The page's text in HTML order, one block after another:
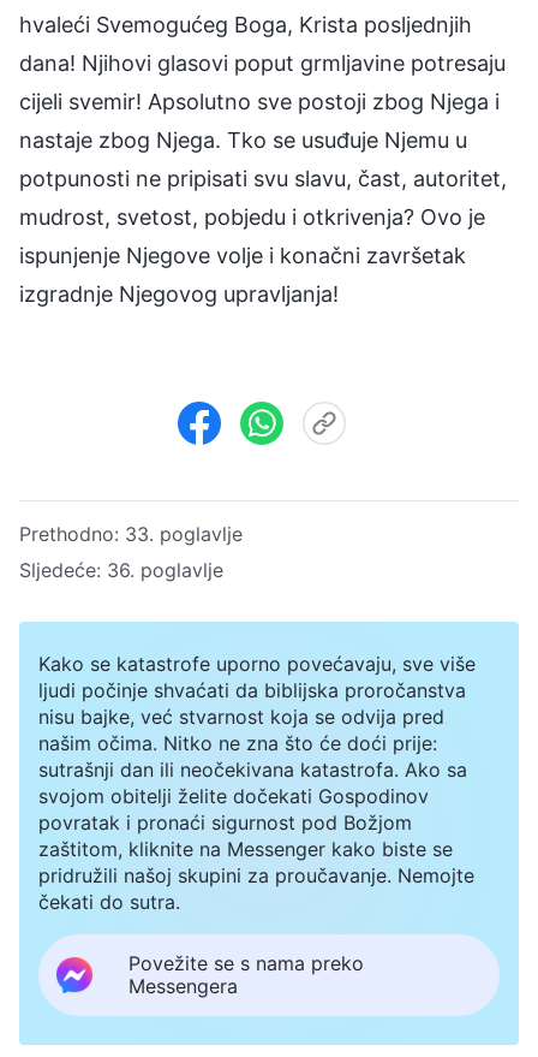
hvaleći Svemogućeg Boga, Krista posljednjih
dana! Njihovi glasovi poput grmljavine potresaju
cijeli svemir! Apsolutno sve postoji zbog Njega i
nastaje zbog Njega. Tko se usuđuje Njemu u
potpunosti ne pripisati svu slavu, čast, autoritet,
mudrost, svetost, pobjedu i otkrivenja? Ovo je
ispunjenje Njegove volje i konačni završetak
izgradnje Njegovog upravljanja!
Prethodno: 33. poglavlje
Sljedeće: 36. poglavlje
Kako se katastrofe uporno povećavaju, sve više
ljudi počinje shvaćati da biblijska proročanstva
nisu bajke, već stvarnost koja se odvija pred
našim očima. Nitko ne zna što će doći prije:
sutrašnji dan ili neočekivana katastrofa. Ako sa
svojom obitelji želite dočekati Gospodinov
povratak i pronaći sigurnost pod Božjom
zaštitom, kliknite na Messenger kako biste se
pridružili našoj skupini za proučavanje. Nemojte
čekati do sutra.
Povežite se s nama preko
Messengera